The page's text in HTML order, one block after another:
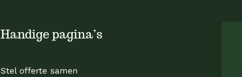
Handige pagina’s
Stel offerte samen